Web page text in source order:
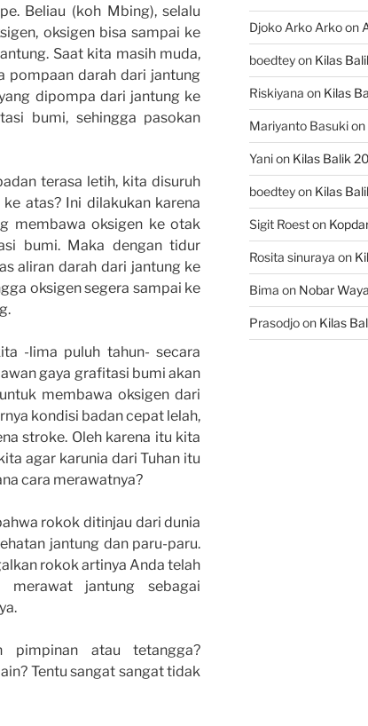
Beliau (koh Mbing), selalu
oksigen bisa sampai ke
Saat kita masih muda,
pompaan darah dari jantung
dipompa dari jantung ke
bumi, sehingga pasokan
terasa letih, kita disuruh
atas? Ini dilakukan karena
membawa oksigen ke otak
bumi. Maka dengan tidur
aliran darah dari jantung ke
oksigen segera sampai ke
-lima puluh tahun- secara
gaya grafitasi bumi akan
membawa oksigen dari
kondisi badan cepat lelah,
stroke. Oleh karena itu kita
agar karunia dari Tuhan itu
cara merawatnya?
rokok ditinjau dari dunia
jantung dan paru-paru.
rokok artinya Anda telah
jantung sebagai
pimpinan atau tetangga?
Tentu sangat sangat tidak
Djoko Arko Arkoon
boedteyon Kilas
Riskiyana on Kilas
Mariyanto Basukion
Yanion Kilas Balik
boedteyon Kilas
Sigit Roeston
Rosita sinuraya on
Bima on Nobar
Prasodjoon Kilas